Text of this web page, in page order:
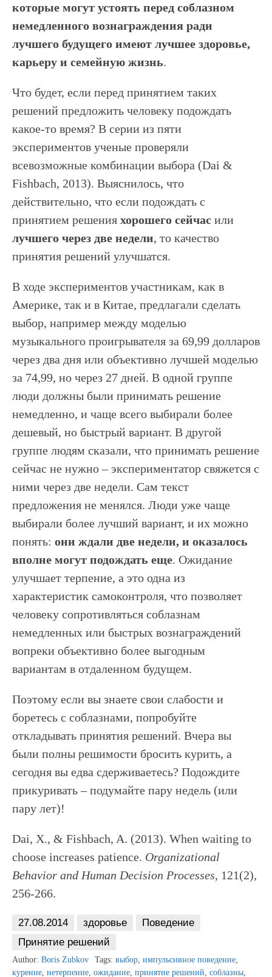
которые могут устоять перед соблазном
немедленного вознаграждения ради
лучшего будущего имеют лучшее здоровье,
карьеру и семейную жизнь.
Что будет, если перед принятием таких
решений предложить человеку подождать
какое-то время? В серии из пяти
экспериментов ученые проверяли
всевозможные комбинации выбора (Dai &
Fishbach, 2013). Выяснилось, что
действительно, что если подождать с
принятием решения хорошего сейчас или
лучшего через две недели, то качество
принятия решений улучшатся.
В ходе экспериментов участникам, как в
Америке, так и в Китае, предлагали сделать
выбор, например между моделью
музыкального проигрывателя за 69,99 долларов
через два дня или объективно лучшей моделью
за 74,99, но через 27 дней. В одной группе
люди должны были принимать решение
немедленно, и чаще всего выбирали более
дешевый, но быстрый вариант. В другой
группе людям сказали, что принимать решение
сейчас не нужно – экспериментатор свяжется с
ними через две недели. Сам текст
предложения не менялся. Люди уже чаще
выбирали более лучший вариант, и их можно
понять: они ждали две недели, и оказалось
вполне могут подождать еще. Ожидание
улучшает терпение, а это одна из
характеристик самоконтроля, что позволяет
человеку сопротивляться соблазнам
немедленных или быстрых вознаграждений
вопреки объективно более выгодным
вариантам в отдаленном будущем.
Поэтому если вы знаете свои слабости и
боретесь с соблазнами, попробуйте
откладывать принятия решений. Вчера вы
были полны решимости бросить курить, а
сегодня вы едва сдерживаетесь? Подождите
прикуривать – подумайте пару недель (или
пару лет)!
Dai, X., & Fishbach, A. (2013). When waiting to
choose increases patience. Organizational
Behavior and Human Decision Processes, 121(2),
256-266.
27.08.2014 здоровье
Поведение
Принятие решений
Author: Boris Zubkov Tags: выбор, импульсивное поведение,
курение, нетерпение, ожидание, принятие решений, соблазны,